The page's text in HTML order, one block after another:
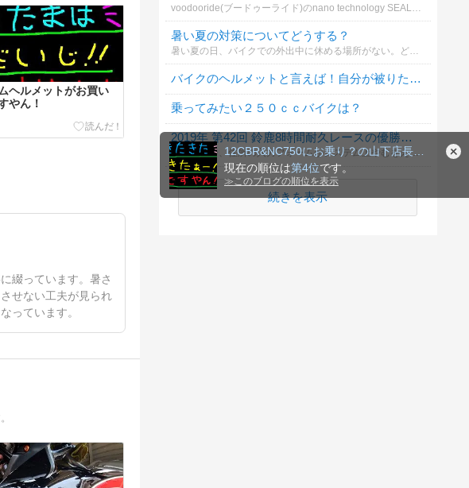
12CBR&NC750にお乗り？の山下店長ブログ
現在の順位は第4位です。
≫ このブログの順位を表示
ヘルメットがお買い
やん！
綴っています。暑さ
せない工夫が見られ
っています。
暑い夏の対策についてどうする？
バイクのヘルメットと言えば！自分が被りたいヘルメットは？
乗ってみたい２５０ｃｃバイクは？
2019年 第42回 鈴鹿8時間耐久レースの優勝チームは？ （リスト2）
性別、年齢、住所の入力フォームがシステム上やむをえず出てしまいますが、入力しなくても投票できますので気軽に投票してください。 投票締切はレースウィーク直前の 7月25日（木）の17時となっています。
続きを表示